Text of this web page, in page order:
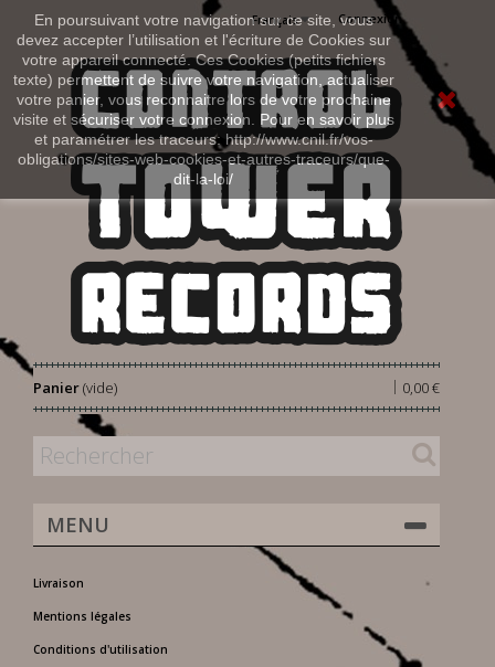
En poursuivant votre navigation sur ce site, vous
devez accepter l’utilisation et l'écriture de Cookies sur
votre appareil connecté. Ces Cookies (petits fichiers
texte) permettent de suivre votre navigation, actualiser
votre panier, vous reconnaitre lors de votre prochaine
visite et sécuriser votre connexion. Pour en savoir plus
et paramétrer les traceurs: http://www.cnil.fr/vos-
obligations/sites-web-cookies-et-autres-traceurs/que-
dit-la-loi/
Connexion
Français
Panier 0,00 €
|
(vide)
MENU
Livraison
Mentions légales
Conditions d'utilisation